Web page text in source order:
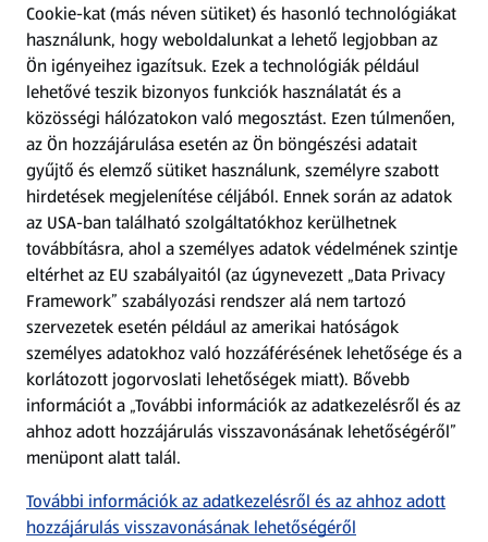
Kérdőív
Fizetési lehetőségek
ALDI utalványok
Árcsökkentés
Adattörlő alkalmazás
Szervizpont
(új oldalon nyílik meg)
Fedezz fel minket az interneten!
Töltsd le az ALDI Magyarország applikációt!
Cookie-kat (más néven sütiket) és hasonló technológiákat
használunk, hogy weboldalunkat a lehető legjobban az
Ön igényeihez igazítsuk. Ezek a technológiák például
lehetővé teszik bizonyos funkciók használatát és a
közösségi hálózatokon való megosztást. Ezen túlmenően,
az Ön hozzájárulása esetén az Ön böngészési adatait
gyűjtő és elemző sütiket használunk, személyre szabott
hirdetések megjelenítése céljából. Ennek során az adatok
az USA-ban található szolgáltatókhoz kerülhetnek
továbbításra, ahol a személyes adatok védelmének szintje
eltérhet az EU szabályaitól (az úgynevezett „Data Privacy
Framework” szabályozási rendszer alá nem tartozó
szervezetek esetén például az amerikai hatóságok
személyes adatokhoz való hozzáférésének lehetősége és a
korlátozott jogorvoslati lehetőségek miatt). Bővebb
információt a „További információk az adatkezelésről és az
ahhoz adott hozzájárulás visszavonásának lehetőségéről”
menüpont alatt talál.
További információk az adatkezelésről és az ahhoz adott
hozzájárulás visszavonásának lehetőségéről